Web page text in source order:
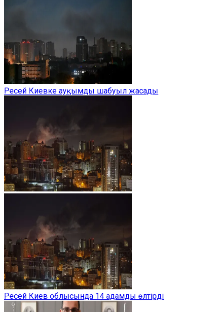
Ресей Киевке ауқымды шабуыл жасады
Ресей Киев облысында 14 адамды өлтірді